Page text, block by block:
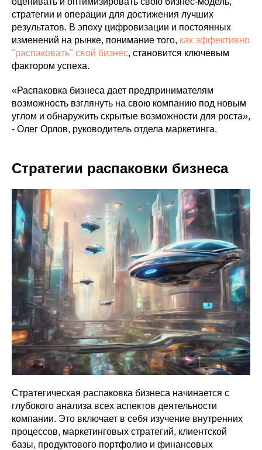
стратегии и операции для достижения лучших
результатов. В эпоху цифровизации и постоянных
изменений на рынке, понимание того, как эффективно
"распаковать" свой бизнес, становится ключевым
фактором успеха.
«Распаковка бизнеса дает предпринимателям
возможность взглянуть на свою компанию под новым
углом и обнаружить скрытые возможности для роста»,
- Олег Орлов, руководитель отдела маркетинга.
Стратегии распаковки бизнеса
Стратегическая распаковка бизнеса начинается с
глубокого анализа всех аспектов деятельности
компании. Это включает в себя изучение внутренних
процессов, маркетинговых стратегий, клиентской
базы, продуктового портфолио и финансовых